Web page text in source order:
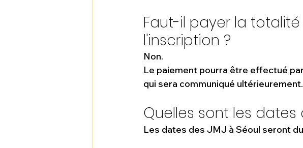
Faut-il payer la
l'inscription ?
Non.
Le paiement pourra être effectué
qui sera communiqué ultérieurement.
Quelles sont les
Les dates des JMJ à Séoul seront du